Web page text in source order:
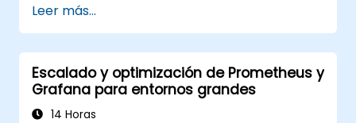
PromQL.
Crear visualizaciones y paneles con
Grafana.
Configurar reglas de supervisión y alerta
de sistemas.
Analizar y optimizar el rendimiento de los
Leer más...
Escalado y optimización de Prometheus y
Grafana para entornos grandes
14 Horas